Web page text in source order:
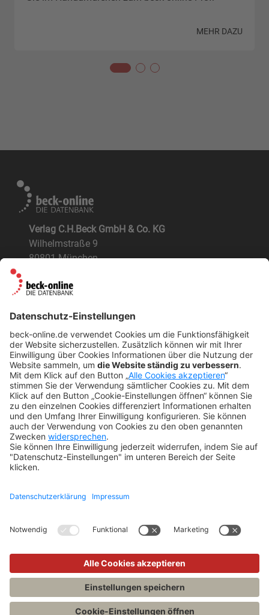
MEHR DAZU
Verlag C.H.Beck GmbH & Co. KG
Wilhelmstraße 9
80801 München
Der Verlag
Nachhaltigkeit
NÜTZLICHES
FAQs
Tipps & Tricks
Newsletter
Abo kündigen
Widerruf
SONSTIGES
Impressum
Datenschutz
Rechtliches
Kontakt
Copyright 2026 Verlag C.H.Beck GmbH & Co. KG